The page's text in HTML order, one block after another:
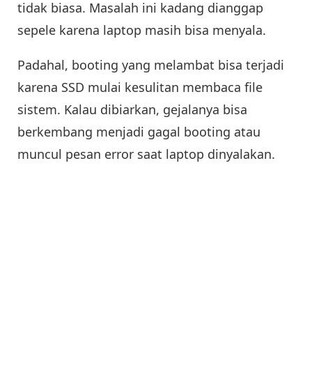
tidak biasa. Masalah ini kadang dianggap
sepele karena laptop masih bisa menyala.
Padahal, booting yang melambat bisa terjadi
karena SSD mulai kesulitan membaca file
sistem. Kalau dibiarkan, gejalanya bisa
berkembang menjadi gagal booting atau
muncul pesan error saat laptop dinyalakan.